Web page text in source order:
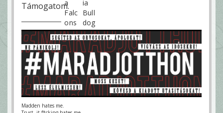
Támogatom.
Madden hates me.